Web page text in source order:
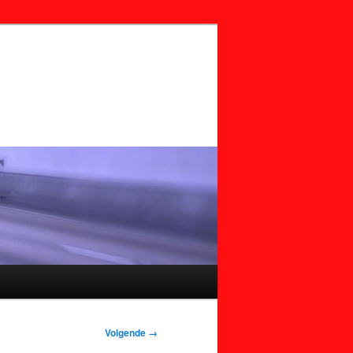
Volgende →